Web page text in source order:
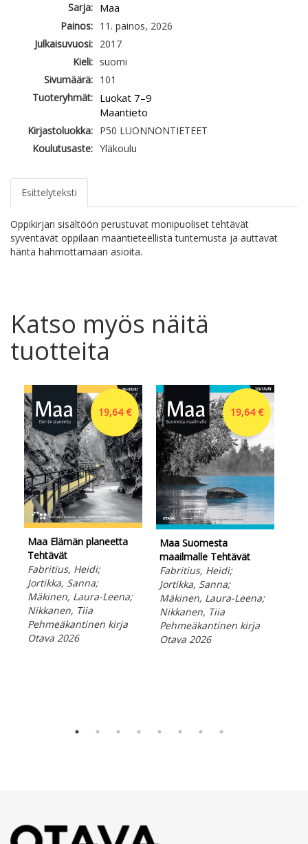
Sarja: Maa
Painos: 11. painos, 2026
Julkaisuvuosi: 2017
Kieli: suomi
Sivumäärä: 101
Tuoteryhmät: Luokat 7–9
Maantieto
Kirjastoluokka: P50 LUONNONTIETEET
Koulutusaste: Yläkoulu
Esittelyteksti
Oppikirjan sisältöön perustuvat monipuoliset tehtävät
syventävät oppilaan maantieteellistä tuntemusta ja auttavat
häntä hahmottamaan asioita.
Katso myös näitä
tuotteita
19,64 €
Maa Elämän planeetta
Tehtävät
Fabritius, Heidi;
Jortikka, Sanna;
Mäkinen, Laura-Leena;
Nikkanen, Tiia
Pehmeäkantinen kirja
Otava 2026
19,64 €
Maa Suomesta
maailmalle Tehtävät
Fabritius, Heidi;
Jortikka, Sanna;
Mäkinen, Laura-Leena;
Nikkanen, Tiia
Pehmeäkantinen kirja
Otava 2026